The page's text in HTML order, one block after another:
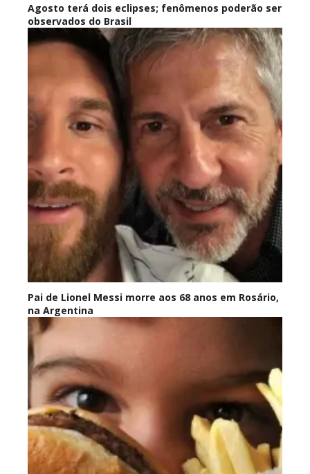
Agosto terá dois eclipses; fenômenos poderão ser
observados do Brasil
Pai de Lionel Messi morre aos 68 anos em Rosário,
na Argentina